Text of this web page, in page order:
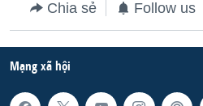
Chia sẻ Follow us
Mạng xã hội